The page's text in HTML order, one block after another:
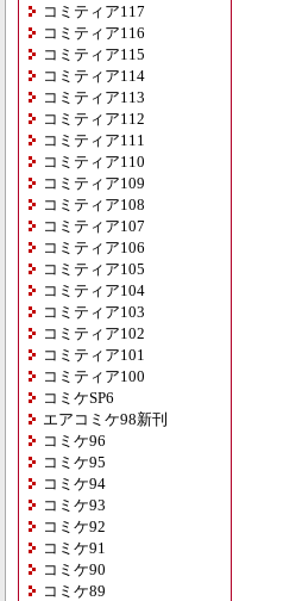
コミティア117
コミティア116
コミティア115
コミティア114
コミティア113
コミティア112
コミティア111
コミティア110
コミティア109
コミティア108
コミティア107
コミティア106
コミティア105
コミティア104
コミティア103
コミティア102
コミティア101
コミティア100
コミケSP6
エアコミケ98新刊
コミケ96
コミケ95
コミケ94
コミケ93
コミケ92
コミケ91
コミケ90
コミケ89